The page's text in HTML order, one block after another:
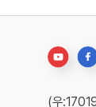
(우